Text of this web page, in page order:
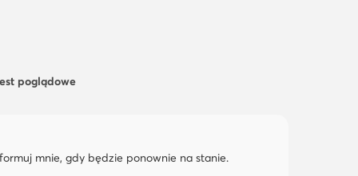
poglądowe
mnie, gdy będzie ponownie na stanie.